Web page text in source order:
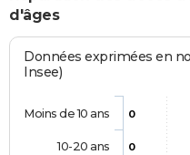
d'âges
Données exprimées en
Insee)
0
0
Moins de 10 ans
10-20 ans